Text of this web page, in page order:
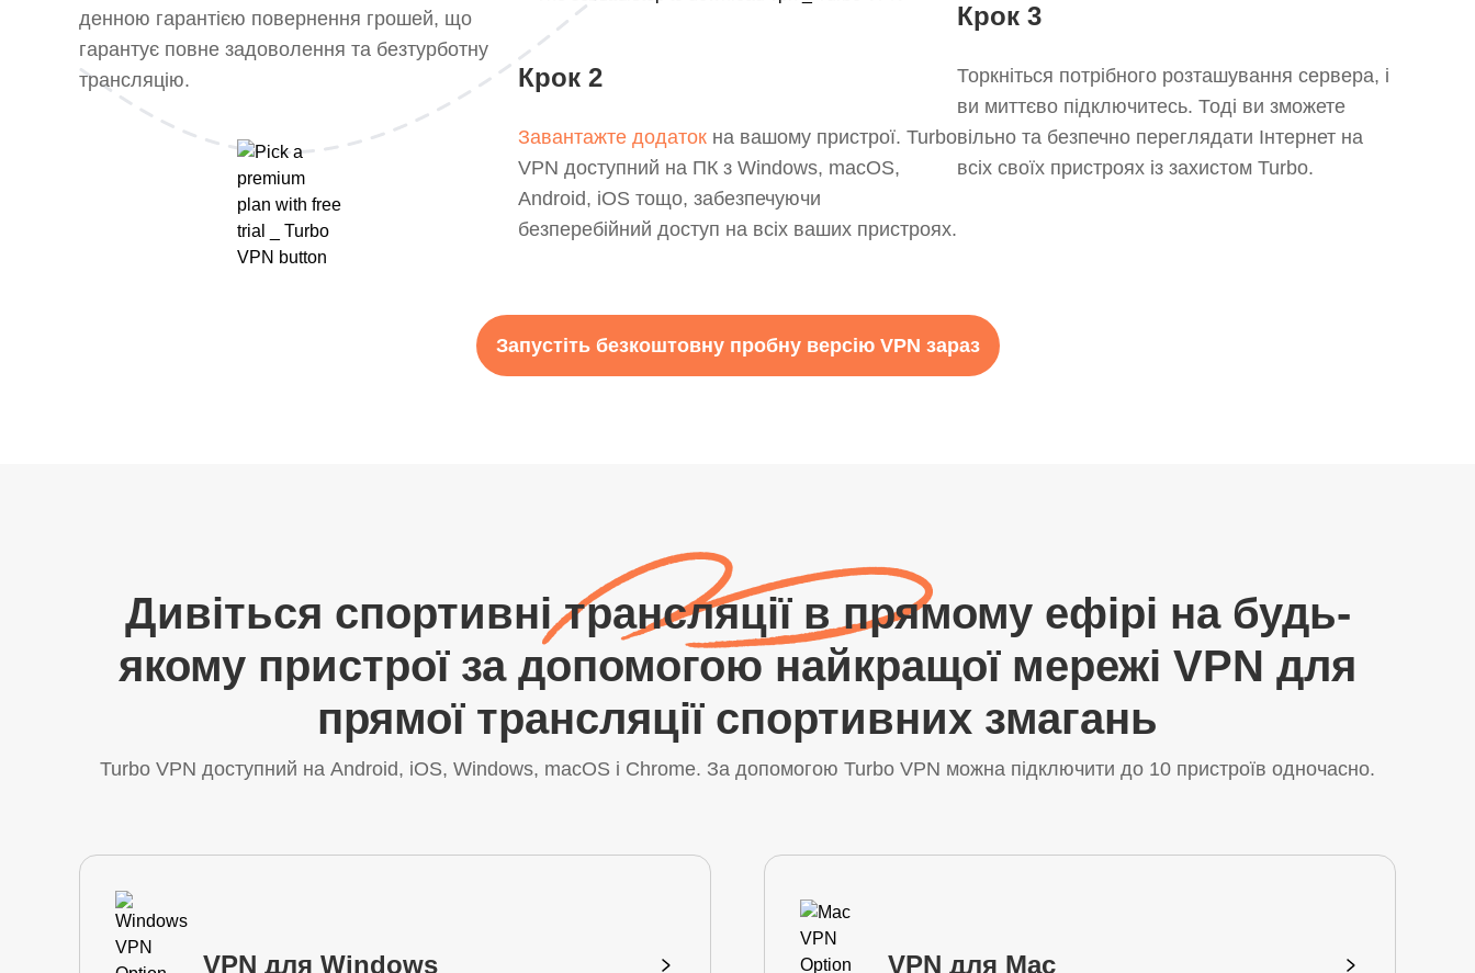
денною гарантією повернення грошей, що
гарантує повне задоволення та безтурботну
трансляцію.
Крок 2
Завантажте додаток на вашому пристрої. Turbo
VPN доступний на ПК з Windows, macOS,
Android, iOS тощо, забезпечуючи
безперебійний доступ на всіх ваших пристроях.
Крок 3
Торкніться потрібного розташування сервера, і
ви миттєво підключитесь. Тоді ви зможете
вільно та безпечно переглядати Інтернет на
всіх своїх пристроях із захистом Turbo.
Запустіть безкоштовну пробну версію VPN зараз
Дивіться спортивні трансляції в прямому ефірі на будь-
якому пристрої за допомогою найкращої мережі VPN для
прямої трансляції спортивних змагань
Turbo VPN доступний на Android, iOS, Windows, macOS і Chrome. За допомогою Turbo VPN можна підключити до 10 пристроїв одночасно.
VPN для Windows VPN для Mac